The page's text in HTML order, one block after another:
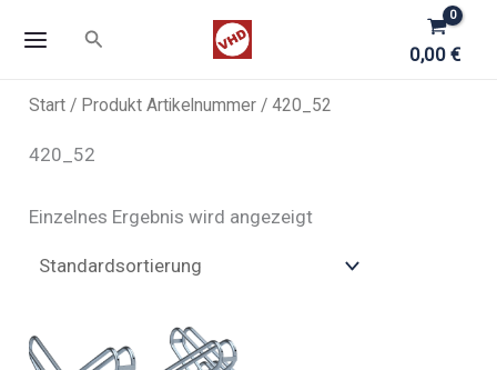
Inhalt
Suchen
0,00€
Start / Produkt Artikelnummer / 420_52
420_52
Einzelnes Ergebnis wird angezeigt